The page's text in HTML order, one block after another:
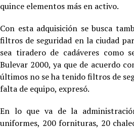
quince elementos más en activo.
Con esta adquisición se busca
filtros de seguridad en la ciudad
sea tiradero de cadáveres como
Bulevar 2000, ya que de acuerdo
últimos no se ha tenido filtros de
falta de equipo, expresó.
En lo que va de la
uniformes, 200 fornituras, 20